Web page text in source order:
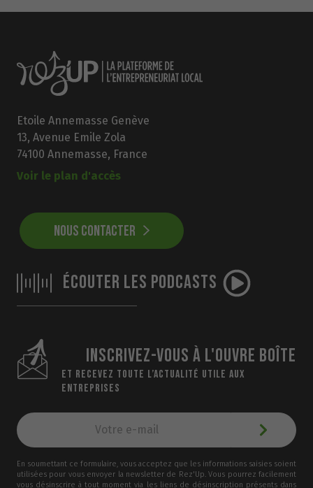
Etoile Annemasse Genève
13, Avenue Emile Zola
74100 Annemasse, France
Voir le plan d'accès
NOUS CONTACTER
ÉCOUTER LES PODCASTS
INSCRIVEZ-VOUS À L'OUVRE BOÎTE
ET RECEVEZ TOUTE L’ACTUALITÉ UTILE AUX
ENTREPRISES
En soumettant ce formulaire, vous acceptez que les informations saisies soient
utilisées pour vous envoyer la newsletter de Rez'Up. Vous pourrez facilement
vous désinscrire à tout moment via les liens de désinscription présents dans